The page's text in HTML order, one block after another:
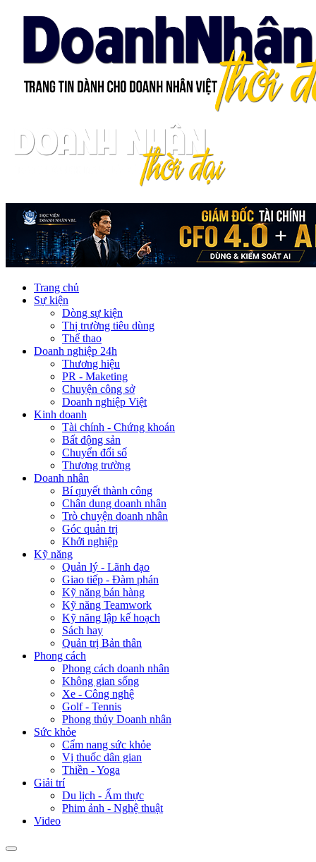
Trang chủ
Sự kiện
Dòng sự kiện
Thị trường tiêu dùng
Thể thao
Doanh nghiệp 24h
Thương hiệu
PR - Maketing
Chuyện công sở
Doanh nghiệp Việt
Kinh doanh
Tài chính - Chứng khoán
Bất động sản
Chuyển đổi số
Thương trường
Doanh nhân
Bí quyết thành công
Chân dung doanh nhân
Trò chuyện doanh nhân
Góc quản trị
Khởi nghiệp
Kỹ năng
Quản lý - Lãnh đạo
Giao tiếp - Đàm phán
Kỹ năng bán hàng
Kỹ năng Teamwork
Kỹ năng lập kế hoạch
Sách hay
Quản trị Bản thân
Phong cách
Phong cách doanh nhân
Không gian sống
Xe - Công nghệ
Golf - Tennis
Phong thủy Doanh nhân
Sức khỏe
Cẩm nang sức khỏe
Vị thuốc dân gian
Thiền - Yoga
Giải trí
Du lịch - Ẩm thực
Phim ảnh - Nghệ thuật
Video